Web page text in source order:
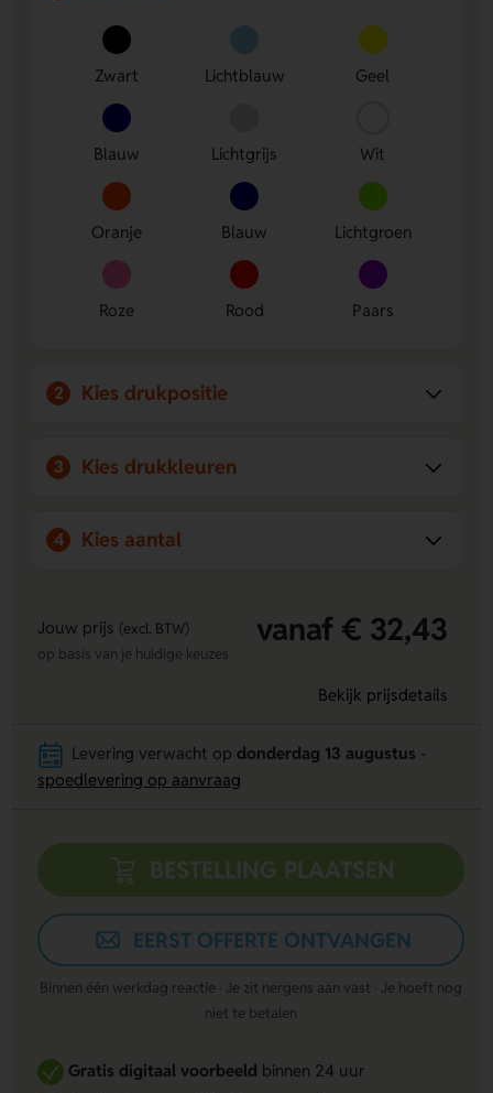
Compact formaat:
Ruimte voor bedrukking:laat de voorzijde of
achterzijde bedrukken met een logo, naam of eigen
ontwerp.
Duurzaam papier:
papier zijn een slimme keuze voor dagelijks gebruik.
Zwart Lichtblauw Geel
Blauw Lichtgrijs Wit
Oranje Blauw Lichtgroen
Roze Rood Paars
2 Kies drukpositie
3 Kies drukkleuren
4 Kies aantal
Jouw prijs (excl. BTW) vanaf € 32,43
op basis van je huidige keuzes
Bekijk prijsdetails
Levering verwacht op donderdag 13 augustus
spoedlevering op aanvraag
BESTELLING PLAATSEN
EERST OFFERTE ONTVANGEN
Binnen één werkdag reactie · Je zit nergens aan vast · Je hoeft nog
niet te betalen
Gratis digitaal voorbeeldbinnen 24 uur